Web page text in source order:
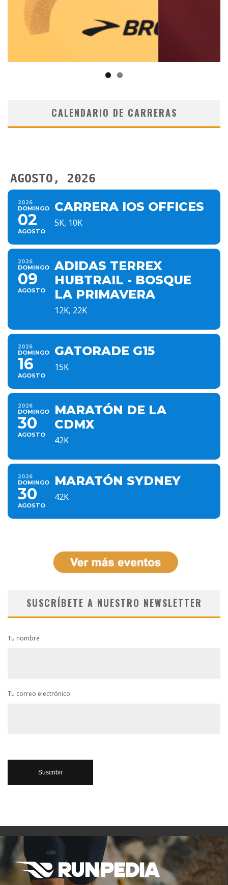
CALENDARIO DE CARRERAS
AGOSTO, 2026
2026
DOMINGO
02
AGOSTO
CARRERA IOS OFFICES
5K, 10K
2026
DOMINGO
09
AGOSTO
ADIDAS TERREX
HUBTRAIL - BOSQUE
LA PRIMAVERA
12K, 22K
2026
DOMINGO
16
AGOSTO
GATORADE G15
15K
2026
DOMINGO
30
AGOSTO
MARATÓN DE LA
CDMX
42K
2026
DOMINGO
30
AGOSTO
MARATÓN SYDNEY
42K
SUSCRÍBETE A NUESTRO NEWSLETTER
Tu nombre
Tu correo electrónico